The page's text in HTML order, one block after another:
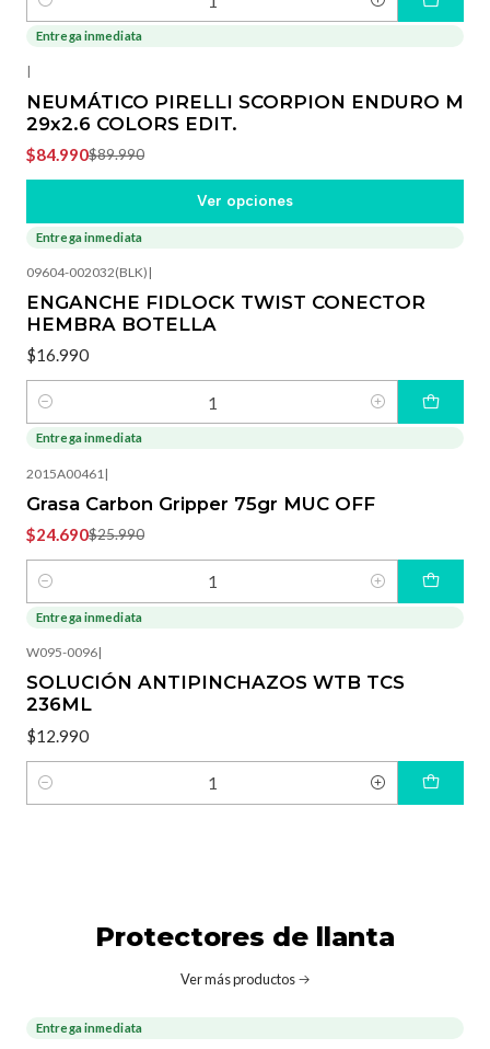
Cantidad
Entrega inmediata
|
NEUMÁTICO PIRELLI SCORPION ENDURO M
29x2.6 COLORS EDIT.
$84.990$89.990
Ver opciones
Entrega inmediata
09604-002032(BLK) |
ENGANCHE FIDLOCK TWIST CONECTOR
HEMBRA BOTELLA
$16.990
Cantidad
Entrega inmediata
2015A00461 |
Grasa Carbon Gripper 75gr MUC OFF
$24.690$25.990
Cantidad
Entrega inmediata
W095-0096|
SOLUCIÓN ANTIPINCHAZOS WTB TCS
236ML
$12.990
Cantidad
Protectores de llanta
Ver más productos
Entrega inmediata